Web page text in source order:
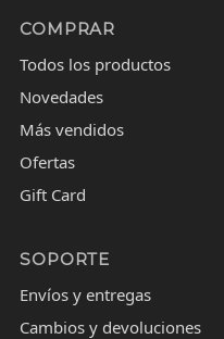
COMPRAR
Todos los productos
Novedades
Más vendidos
Ofertas
Gift Card
SOPORTE
Envíos y entregas
Cambios y devoluciones